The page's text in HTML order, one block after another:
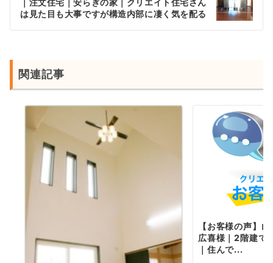
ー
シ
ン
は見た目も大事ですが構造内部に凄く気を配る
関連記事
【お客様の声】
広喜様｜2階建て
｜住んで...